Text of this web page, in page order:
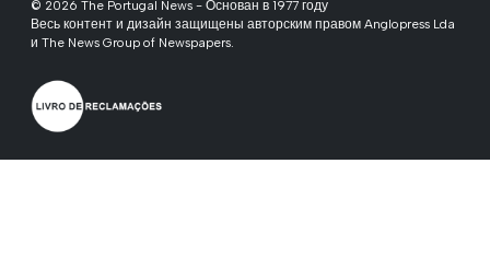
© 2026 The Portugal News - Основан в 1977 году
Весь контент и дизайн защищены авторским правом Anglopress Lda
и The News Group of Newspapers.